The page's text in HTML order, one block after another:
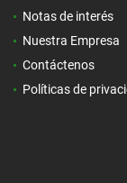
Notas de interés
Nuestra Empresa
Contáctenos
Políticas de